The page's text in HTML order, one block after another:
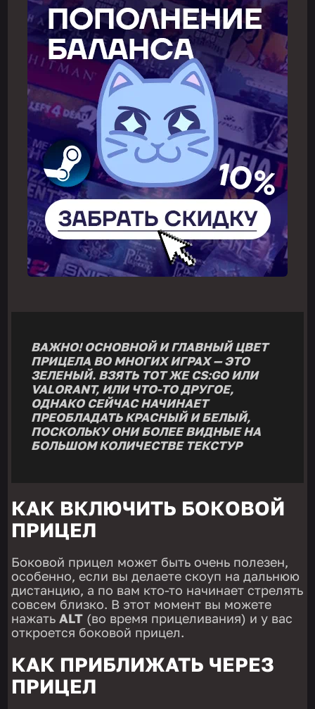
ВАЖНО! ОСНОВНОЙ И ГЛАВНЫЙ ЦВЕТ
ПРИЦЕЛА ВО МНОГИХ ИГРАХ — ЭТО
ЗЕЛЕНЫЙ. ВЗЯТЬ ТОТ ЖЕ CS:GO ИЛИ
VALORANT, ИЛИ ЧТО-ТО ДРУГОЕ,
ОДНАКО СЕЙЧАС НАЧИНАЕТ
ПРЕОБЛАДАТЬ КРАСНЫЙ И БЕЛЫЙ,
ПОСКОЛЬКУ ОНИ БОЛЕЕ ВИДНЫЕ НА
БОЛЬШОМ КОЛИЧЕСТВЕ ТЕКСТУР
КАК ВКЛЮЧИТЬ БОКОВОЙ
ПРИЦЕЛ
Боковой прицел может быть очень полезен,
особенно, если вы делаете скоуп на дальнюю
дистанцию, а по вам кто-то начинает стрелять
совсем близко. В этот момент вы можете
нажатьALT (во время прицеливания) и у вас
откроется боковой прицел.
КАК ПРИБЛИЖАТЬ ЧЕРЕЗ
ПРИЦЕЛ